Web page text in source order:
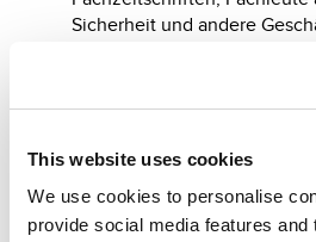
This website uses cookies
We use cookies to personalise
provide social media features and
Sicherheit und andere
Selbstverständlich bot der
zum Netzwerken,
Hier klicken, um das Video
anzusehen!